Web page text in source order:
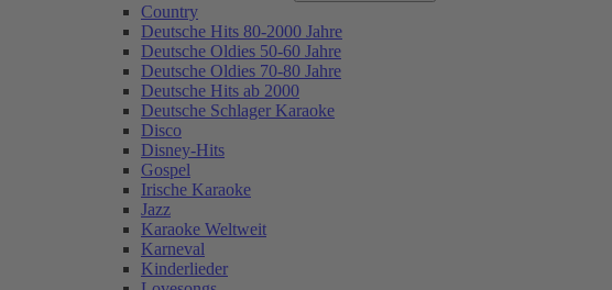
Country
Deutsche Hits 80-2000 Jahre
Deutsche Oldies 50-60 Jahre
Deutsche Oldies 70-80 Jahre
Deutsche Hits ab 2000
Deutsche Schlager Karaoke
Disco
Disney-Hits
Gospel
Irische Karaoke
Jazz
Karaoke Weltweit
Karneval
Kinderlieder